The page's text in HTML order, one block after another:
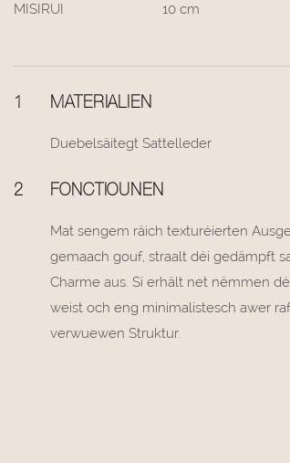
MISIRUI
10 cm
1 MATERIALIEN
Duebelsäitegt Sattelleder
2 FONCTIOUNEN
Mat sengem räich texturéierten
gemaach gouf, straalt déi gedämpft
Charme aus. Si erhält net nëmmen
weist och eng minimalistesch awer
verwuewen Struktur.